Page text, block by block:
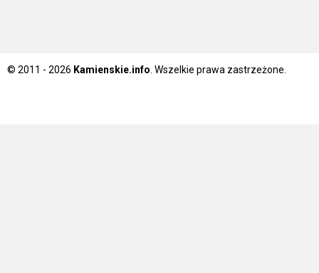
© 2011 - 2026 Kamienskie.info . Wszelkie prawa zastrzeżone.